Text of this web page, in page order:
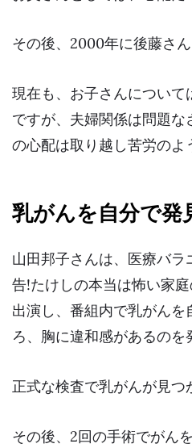
その後、2000年に後藤さん
現在も、お子さんについて
ですが、夫婦関係は問題
の心配は取り越し苦労のよ
乳がんを自分で発
山田邦子さんは、医療バ
告!たけしの本当は怖い家
出演し、番組内で乳がんを
ろ、 胸に違和感があるのを
正式な検査で乳がんが見つ
その後、2回の手術でがん